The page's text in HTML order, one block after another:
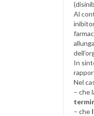
Al
In
Nel
– che
– che